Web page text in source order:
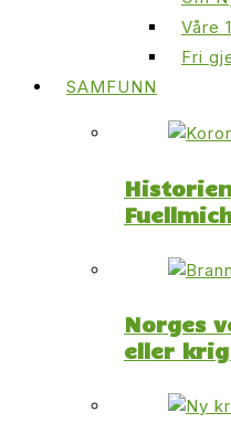
Våre
Fri
SAMFUNN
Norges
eller